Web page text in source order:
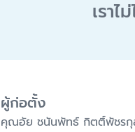
เรา
ผู้ก่อตั้ง
คุณอัย ชนันพัทธ์ กิตติ์พัชรกุ